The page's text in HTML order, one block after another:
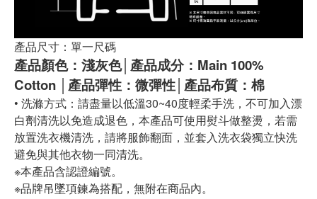
產品尺寸：單一尺碼
產品顏色：淺灰色│產品成分：Main 100%
Cotton │產品彈性：微彈性│產品布質：棉
• 洗滌方式：請盡量以低溫30~40度輕柔手洗，不可加入漂
白劑清洗以免造成退色，本產品可使用熨斗做整燙，若需
放置洗衣機清洗，請將服飾翻面，並套入洗衣袋獨立快洗
避免與其他衣物一同清洗。
※本產品含認證編號。
※品牌吊墜項鍊為搭配，無附在商品內。